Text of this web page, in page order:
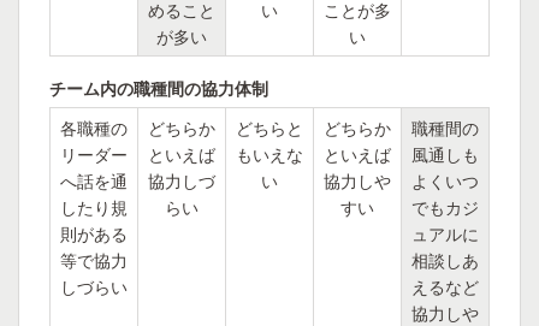
めること
が多い
い
ことが多
い
チーム内の職種間の協力体制
各職種の
リーダー
へ話を通
したり規
則がある
等で協力
しづらい
どちらか
といえば
協力しづ
らい
どちらと
もいえな
い
どちらか
といえば
協力しや
すい
職種間の
風通しも
よくいつ
でもカジ
ュアルに
相談しあ
えるなど
協力しや